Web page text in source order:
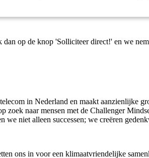
op de knop 'Solliciteer direct!' en we
in Nederland en maakt aanzienlijke
naar mensen met de Challenger
niet alleen successen; we creëren
ons in voor een klimaatvriendelijke